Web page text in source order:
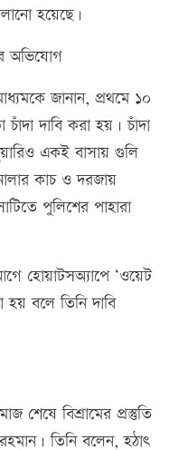
হয়েছে।
অভিযোগ
জানান, প্রথমে ১০
দাবি করা হয়। চাঁদা
একই বাসায় গুলি
কাচ ও দরজায়
পুলিশের পাহারা
হোয়াটসঅ্যাপে ‘ওয়েট
হয় বলে তিনি দাবি
শেষে বিশ্রামের প্রস্তুতি
তিনি বলেন, হঠাৎ